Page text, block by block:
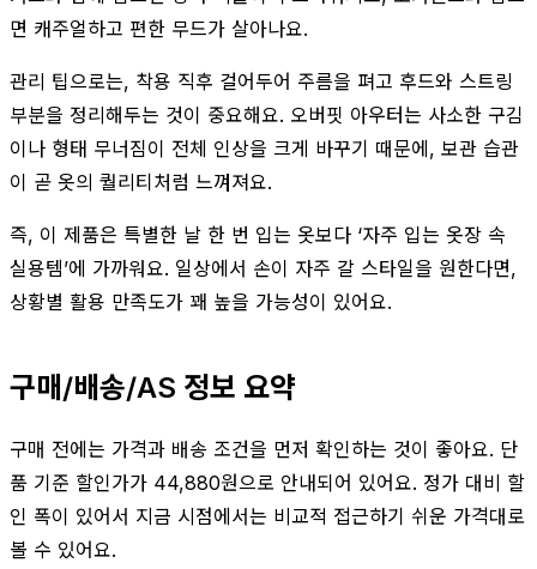
면 캐주얼하고 편한 무드가 살아나요.
관리 팁으로는, 착용 직후 걸어두어 주름을 펴고 후드와 스트링
부분을 정리해두는 것이 중요해요. 오버핏 아우터는 사소한 구김
이나 형태 무너짐이 전체 인상을 크게 바꾸기 때문에, 보관 습관
이 곧 옷의 퀄리티처럼 느껴져요.
즉, 이 제품은 특별한 날 한 번 입는 옷보다 ‘자주 입는 옷장 속
실용템’에 가까워요. 일상에서 손이 자주 갈 스타일을 원한다면,
상황별 활용 만족도가 꽤 높을 가능성이 있어요.
구매/배송/AS 정보 요약
구매 전에는 가격과 배송 조건을 먼저 확인하는 것이 좋아요. 단
품 기준 할인가가 44,880원으로 안내되어 있어요. 정가 대비 할
인 폭이 있어서 지금 시점에서는 비교적 접근하기 쉬운 가격대로
볼 수 있어요.